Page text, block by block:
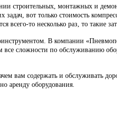
строительных, монтажных и
вот только стоимость
всего-то несколько раз, то такие
В компании
сложности по обслуживанию
вам содержать и обслуживать
аренду оборудования.